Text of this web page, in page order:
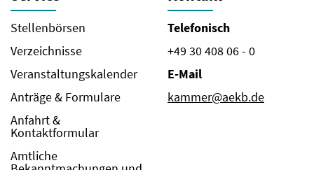
Stellenbörsen
Verzeichnisse
Veranstaltungskalender
Anträge & Formulare
Anfahrt &
Kontaktformular
Amtliche
Telefonisch
+49 30 408 06 - 0
E-Mail
kammer@aekb.de